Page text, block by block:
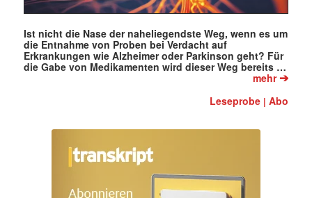
Ist nicht die Nase der naheliegendste Weg, wenn es um
die Entnahme von Proben bei Verdacht auf
Erkrankungen wie Alzheimer oder Parkinson geht? Für
die Gabe von Medikamenten wird dieser Weg bereits …
mehr➔
Leseprobe |Abo